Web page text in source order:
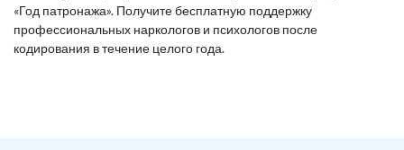
«Год патронажа». Получите бесплатную поддержку
профессиональных наркологов и психологов после
кодирования в течение целого года.